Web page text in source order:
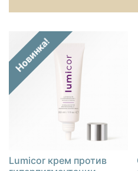
Новинка!
Lumicor крем против